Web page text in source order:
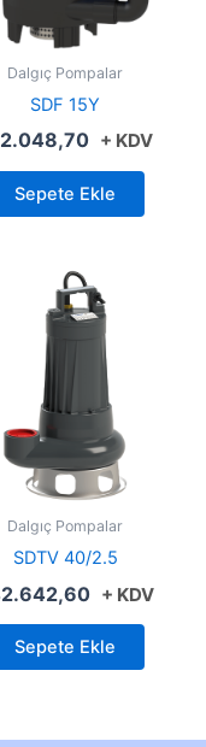
Dalgıç Pompalar
SDF 15Y
+ KDV
Sepete Ekle
Dalgıç Pompalar
SDTV 40/2.5
+ KDV
Sepete Ekle